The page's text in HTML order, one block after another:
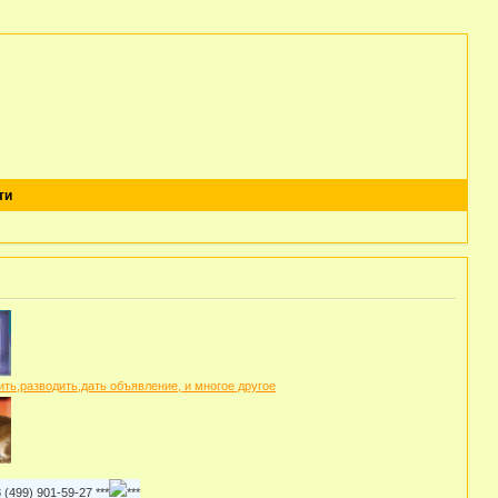
59-27 *** ***.г.Санкт-Петербург, питомник "ЛАРСиК",заводчик: Марина, тел. 8